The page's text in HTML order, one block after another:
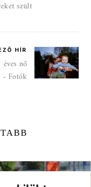
szült
HÍR
nő
- Fotók